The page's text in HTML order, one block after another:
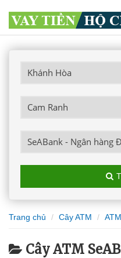
Trang chủ Cây ATM
Cây ATM